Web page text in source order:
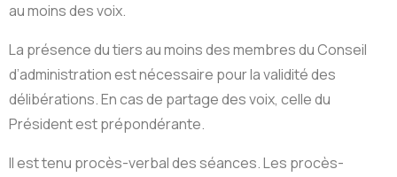
au moins des voix.
La présence du tiers au moins des membres du Conseil
d’administration est nécessaire pour la validité des
délibérations. En cas de partage des voix, celle du
Président est prépondérante.
Il est tenu procès-verbal des séances. Les procès-